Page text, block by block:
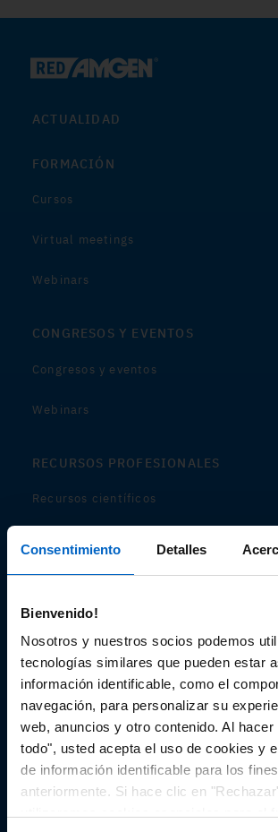
Consentimiento Detalles
Bienvenido!
Nosotros y nuestros socios podemos
tecnologías similares que pueden estar
información identificable, como el
navegación, para personalizar su
web, anuncios y otro contenido. Al
todo", usted acepta el uso de cookies y
de información identificable para los
anteriormente. Si hace clic en
ACTUALIDAD
FORMACIÓN
Cursos
Virtual meetings
Webinars
CONGRESOS Y EVENTOS
Congresos y eventos
Webinars
RECURSOS PROFESIONALES
Recursos científicos
Audiovisual
Espacio de Información Médica
Este sitio web está orientado a
España.
SC-ES-CP-00099, SC-ES-CP-00101, SC-ES-
ES-CP-00064, SC-ES-CP-00007, SC-ES-CP-
AMG145-00544
Fecha de actualización AGOSTO 2026